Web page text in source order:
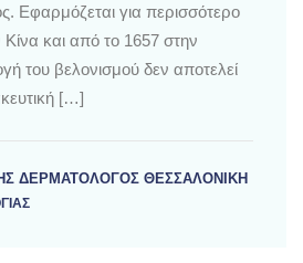
Εφαρμόζεται για περισσότερο
Κίνα και από το 1657 στην
του βελονισμού δεν αποτελεί
[…]
ΔΕΡΜΑΤΟΛΌΓΟΣ ΘΕΣΣΑΛΟΝΊΚΗ